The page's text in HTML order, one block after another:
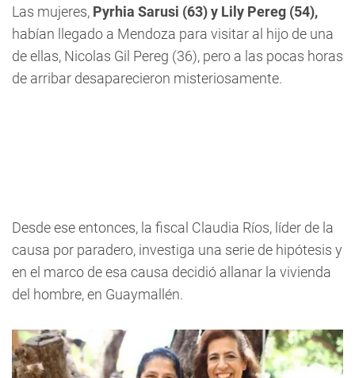
Las mujeres, Pyrhia Sarusi (63) y Lily Pereg (54),
habían llegado a Mendoza para visitar al hijo de una
de ellas, Nicolas Gil Pereg (36), pero a las pocas horas
de arribar desaparecieron misteriosamente.
Desde ese entonces, la fiscal Claudia Ríos, líder de la
causa por paradero, investiga una serie de hipótesis y
en el marco de esa causa decidió allanar la vivienda
del hombre, en Guaymallén.